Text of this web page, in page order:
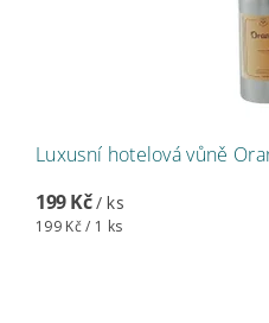
Luxusní hotelová vůně
199 Kč/ ks
199 Kč / 1 ks